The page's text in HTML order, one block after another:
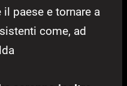
paese e tornare a
come, ad